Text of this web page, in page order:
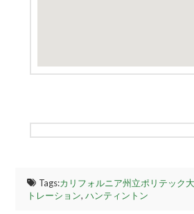
Tags:カリフォルニア州立ポリテック
トレーション, ハンティントン